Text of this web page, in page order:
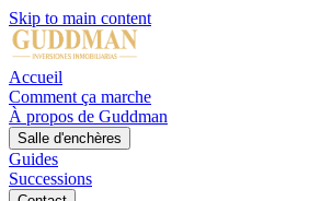
Skip to main content
Accueil
Comment ça marche
À propos de Guddman
Salle d'enchères
Guides
Successions